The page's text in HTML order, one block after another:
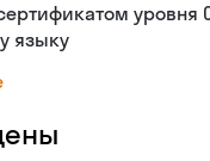
уровня
языку